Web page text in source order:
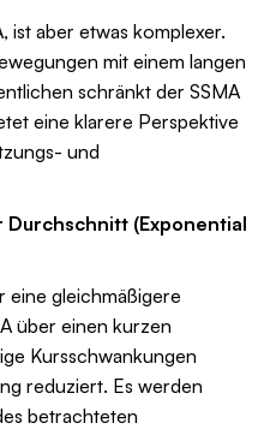
ist aber etwas komplexer.
mit einem langen
schränkt der SSMA
eine klarere Perspektive
und
(Exponential
gleichmäßigere
über einen kurzen
Kursschwankungen
reduziert. Es werden
betrachteten